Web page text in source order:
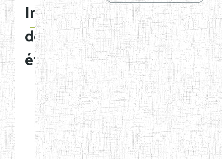
Immatriculation
des
établissements
Etablissements
d'enseignement
normal